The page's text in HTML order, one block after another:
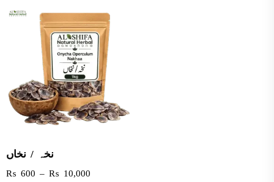
نخہ / نخاں
₨ 600 – ₨ 10,000